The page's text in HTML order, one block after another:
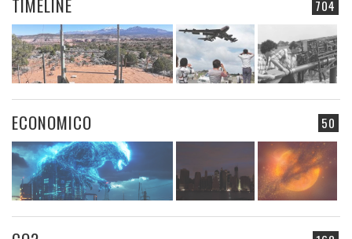
704
TIMELINE
50
ECONOMICO